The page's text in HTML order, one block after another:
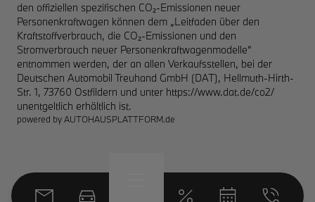
den offiziellen spezifischen CO₂-Emissionen neuer
Personenkraftwagen können dem „Leitfaden über den
Kraftstoffverbrauch, die CO₂-Emissionen und den
Stromverbrauch neuer Personenkraftwagenmodelle“
entnommen werden, der an allen Verkaufsstellen, bei der
Deutschen Automobil Treuhand GmbH (DAT), Hellmuth-Hirth-
Str. 1, 73760 Ostfildern und unter https://www.dat.de/co2/
unentgeltlich erhältlich ist.
powered byAUTOHAUSPLATTFORM.de